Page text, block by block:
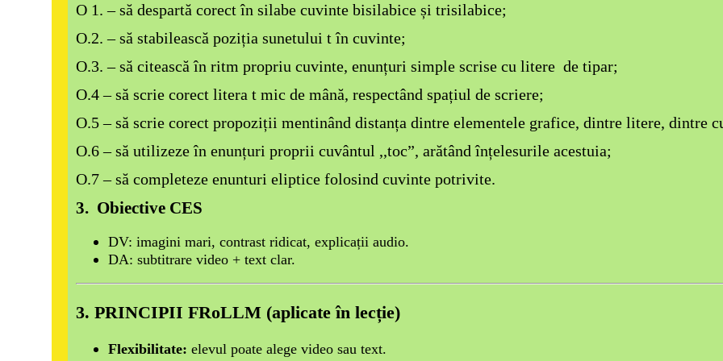
O 1. – să despartă corect în silabe cuvinte bisilabice și trisilabice;
O.2. – să stabilească poziția sunetului t în cuvinte;
O.3. – să citească în ritm propriu cuvinte, enunțuri simple scrise cu litere de tipar;
O.4 – să scrie corect litera t mic de mână, respectând spațiul de scriere;
O.5 – să scrie corect propoziții mentinând distanța dintre elementele grafice, dintre litere, dintre
O.6 – să utilizeze în enunțuri proprii cuvântul ,,toc”, arătând înțelesurile acestuia;
O.7 – să completeze enunturi eliptice folosind cuvinte potrivite.
3. Obiective CES
DV: imagini mari, contrast ridicat, explicații audio.
DA: subtitrare video + text clar.
3. PRINCIPII FRoLLM (aplicate în lecție)
Flexibilitate: elevul poate alege video sau text.